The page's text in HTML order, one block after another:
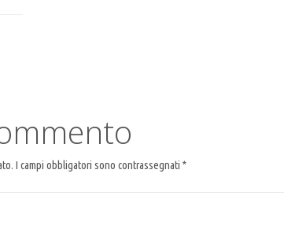
I campi obbligatori sono contrassegnati*